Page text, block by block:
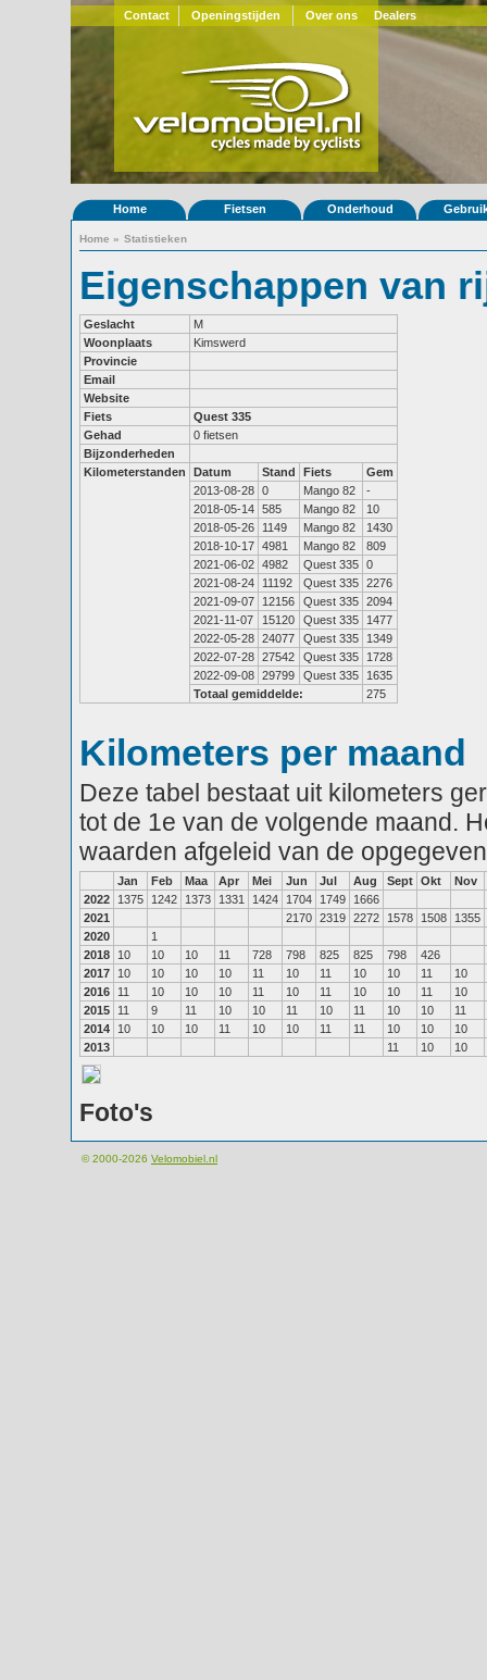
Contact Openingstijden Over ons Dealers
Home Fietsen Onderhoud
Home » Statistieken
Eigenschappen van
Geslacht
M
Woonplaats
Kimswerd
Provincie
Email
Website
Fiets
Quest 335
Gehad
0 fietsen
Bijzonderheden
Kilometerstanden
Datum Stand Fiets
Gem
2013-08-28 0 Mango 82
-
2018-05-14 585 Mango 82
10
2018-05-26
1149 Mango 82
1430
2018-10-17 4981 Mango 82
809
2021-06-02 4982 Quest 335 0
2021-08-24
11192 Quest 335 2276
2021-09-07
12156 Quest 335 2094
2021-11-07
15120 Quest 335
1477
2022-05-28 24077 Quest 335
1349
2022-07-28 27542 Quest 335
1728
2022-09-08 29799 Quest 335
1635
Totaal gemiddelde:
275
Kilometers per maand
Deze tabel bestaat uit kilometers
tot de 1e van de volgende maand.
waarden afgeleid van de
Jan Feb Maa Apr Mei Jun Jul Aug Sept Okt
Nov
2022
1375 1242 1373 1331 1424 1704 1749
1666
2021
2170 2319 2272 1578 1508
1355
2020
1
2018
10 10 10 11 728 798 825 825 798
426
2017
10 10 10 10 11 10 11 10 10 11
10
2016
11 10 10 10 11 10 11 10 10 11
10
2015
11 9 11 10 10 11 10 11 10 10
11
2014
10 10 10 11 10 10 11 11 10 10
10
2013
11 10 10
Foto's
© 2000-2026 Velomobiel.nl